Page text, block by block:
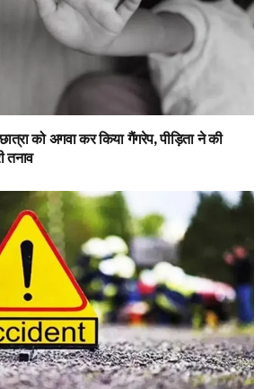
को अगवा कर किया गैंगरेप, पीड़िता ने की
तनाव